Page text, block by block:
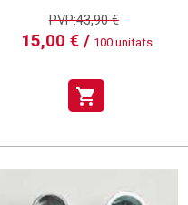
PVP:43,90 €
15,00 € / 100 unitats
shopping_cart